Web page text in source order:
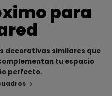
para
decorativas similares que
tu espacio
perfecto.